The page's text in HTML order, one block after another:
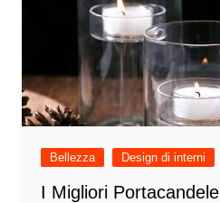
Bellezza Design di interni
I Migliori Portacandele